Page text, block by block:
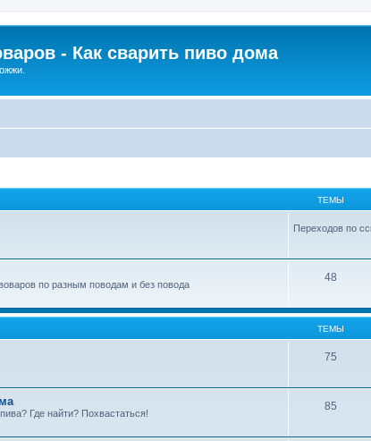
- Как cварить пиво дома
ТЕМЫ
Переходов по
по разным поводам и без повода
48
ТЕМЫ
75
Где найти? Похвастаться!
85